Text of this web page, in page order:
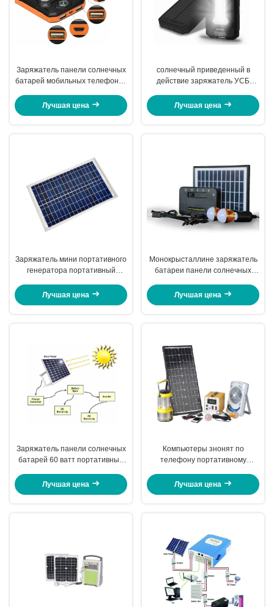
Заряжатель панели солнечных
батарей мобильных телефонов
солнечный заряжатель УСБ
Лучшая цена
солнечный приведенный в
действие заряжатель УСБ
силы безопасный и надежный
Лучшая цена
Заряжатель мини портативного
генератора портативный
солнечной энергии
Лучшая цена
Монокрысталлине заряжатель
батареи панели солнечных
располагаться лагерем
электрического вентилятора
Лучшая цена
Заряжатель панели солнечных
батарей 60 ватт портативный
энергии
Лучшая цена
Компьютеры знонят по
телефону портативному
батарей/солнечному
приведенному в действие
Лучшая цена